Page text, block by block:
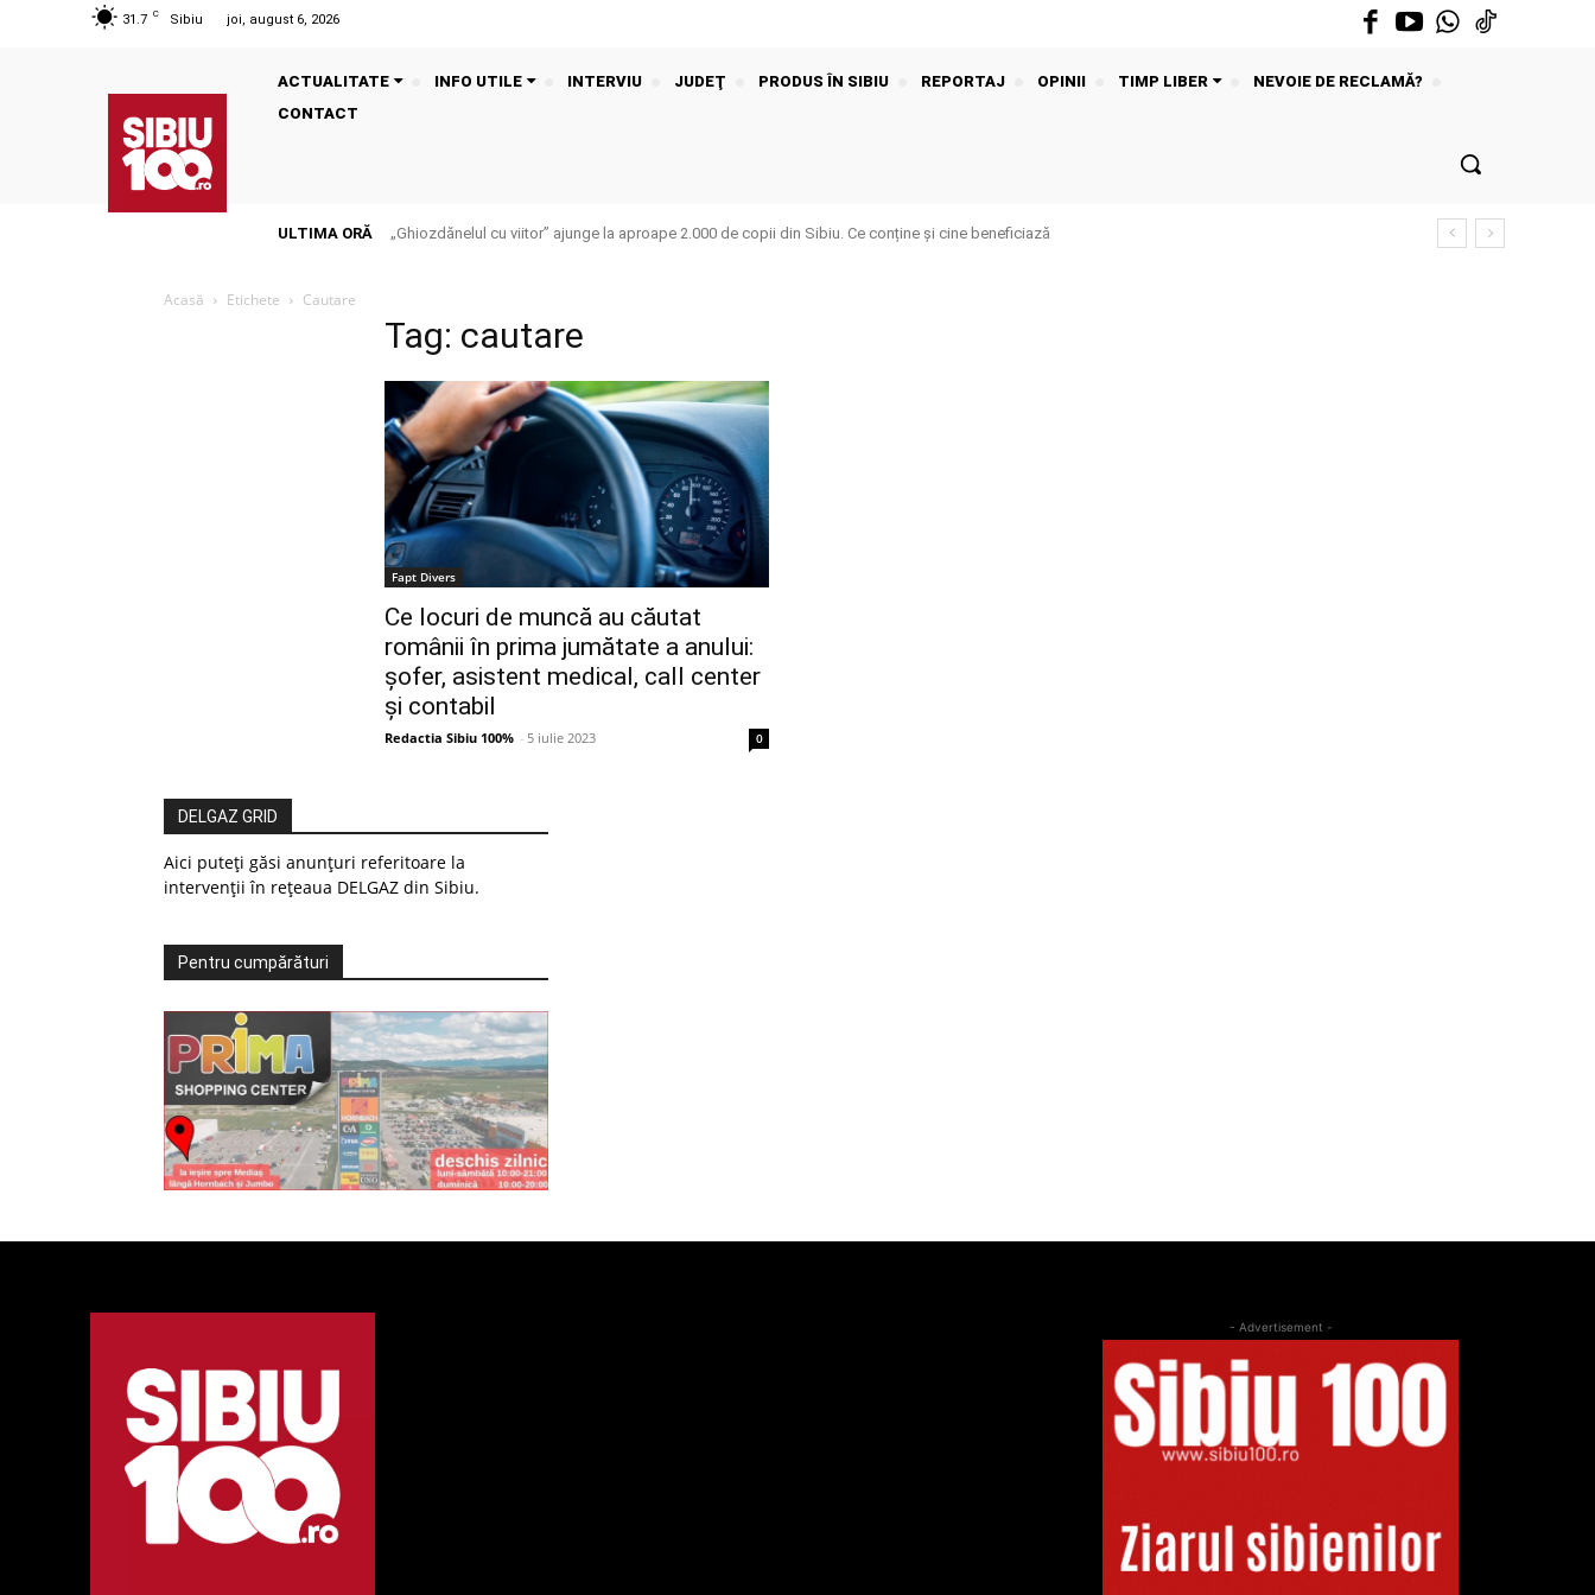
31.7 C Sibiu joi, august 6, 2026
ACTUALITATE INFO UTILE INTERVIU JUDEŢ PRODUS ÎN SIBIU REPORTAJ OPINII TIMP LIBER
NEVOIE DE RECLAMĂ?
CONTACT
ULTIMA ORĂ „Ghiozdănelul cu viitor” ajunge la aproape 2.000 de copii din Sibiu. Ce conține și cine beneficiază
Acasă Etichete Cautare
Tag: cautare
Fapt Divers
Ce locuri de muncă au căutat
românii în prima jumătate a anului:
șofer, asistent medical, call center
și contabil
Redactia Sibiu 100% - 5 iulie 2023 0
DELGAZ GRID
Aici puteți găsi anunțuri referitoare la
intervenții în rețeaua DELGAZ din Sibiu.
Pentru cumpărături
- Advertisement -